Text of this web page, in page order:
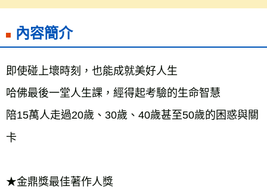
海外叢書運費
內容簡介
即使碰上壞時刻，也能成就美好人生
哈佛最後一堂人生課，經得起考驗的生命智慧
陪15萬人走過20歲、30歲、40歲甚至50歲的困惑與關
卡
★金鼎獎最佳著作人獎